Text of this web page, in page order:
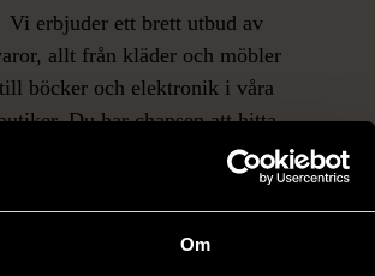
Om
Vi erbjuder ett brett utbud av
allt från kläder och möbler
till böcker och elektronik i våra
Du har chansen att hitta
unika och originella föremål som